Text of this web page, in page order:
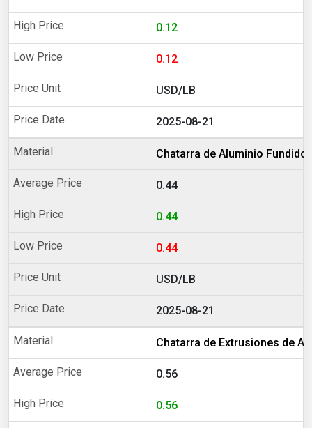
0.12
0.12
USD/LB
2025-08-21
Chatarra de Aluminio Fundido
0.44
0.44
0.44
USD/LB
2025-08-21
Chatarra de Extrusiones de
0.56
0.56